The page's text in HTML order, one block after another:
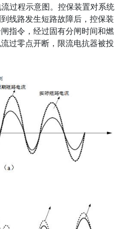
过程示意图。控保装置对系统
线路发生短路故障后，控保装
指令，经过固有分闸时间和燃
过零点开断，限流电抗器被投